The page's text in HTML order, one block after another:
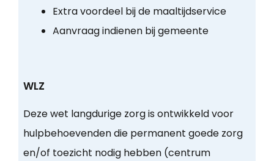
Extra voordeel bij de maaltijdservice
Aanvraag indienen bij gemeente
WLZ
Deze wet langdurige zorg is ontwikkeld voor
hulpbehoevenden die permanent goede zorg
en/of toezicht nodig hebben (centrum